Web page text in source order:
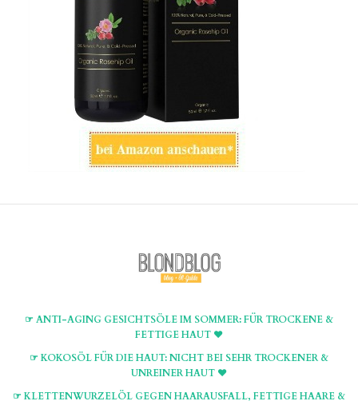
☞ ANTI-AGING GESICHTSÖLE IM SOMMER: FÜR TROCKENE &
FETTIGE HAUT ♥
☞ KOKOSÖL FÜR DIE HAUT: NICHT BEI SEHR TROCKENER &
UNREINER HAUT ♥
☞ KLETTENWURZELÖL GEGEN HAARAUSFALL, FETTIGE HAARE &